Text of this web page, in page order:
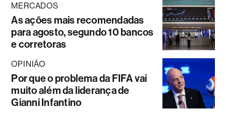
MERCADOS
As ações mais recomendadas
para agosto, segundo 10 bancos
e corretoras
OPINIÃO
Por que o problema da FIFA vai
muito além da liderança de
Gianni Infantino